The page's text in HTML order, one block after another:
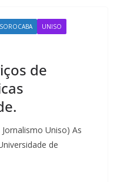
SOROCABA UNISO
de
Uniso) As
de